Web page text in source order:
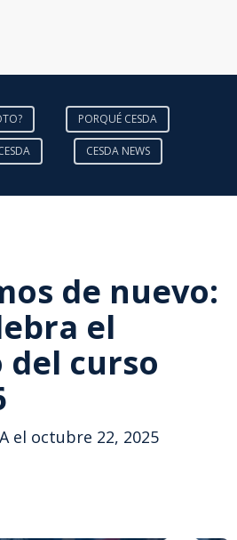
PORQUÉ CESDA
CESDA NEWS
de nuevo:
el
del curso
el octubre 22, 2025